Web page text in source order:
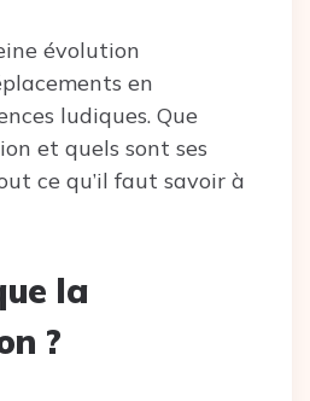
évolution
en
ludiques. Que
et quels sont ses
ce qu’il faut savoir à
la
?